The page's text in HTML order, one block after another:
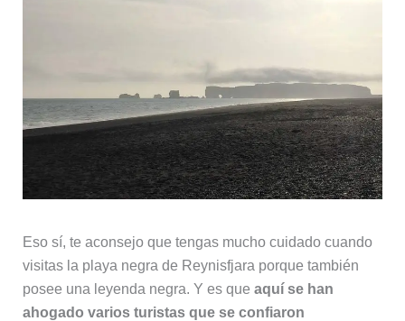
Eso sí, te aconsejo que tengas mucho cuidado cuando
visitas la playa negra de Reynisfjara porque también
posee una leyenda negra. Y es que aquí se han
ahogado varios turistas que se confiaron